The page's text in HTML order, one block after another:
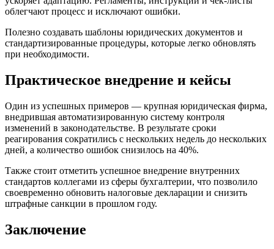
облегчают процесс и исключают ошибки.
Полезно создавать шаблоны юридических документов и
стандартизированные процедуры, которые легко обновлять
при необходимости.
Практическое внедрение и кейсы
Один из успешных примеров — крупная юридическая фирма,
внедрившая автоматизированную систему контроля
изменений в законодательстве. В результате сроки
реагирования сократились с нескольких недель до нескольких
дней, а количество ошибок снизилось на 40%.
Также стоит отметить успешное внедрение внутренних
стандартов коллегами из сферы бухгалтерии, что позволило
своевременно обновить налоговые декларации и снизить
штрафные санкции в прошлом году.
Заключение